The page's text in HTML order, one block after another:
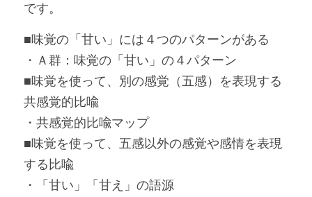
です。
■味覚の「甘い」には４つのパターンがある
・Ａ群：味覚の「甘い」の４パターン
■味覚を使って、別の感覚（五感）を表現する
共感覚的比喩
・共感覚的比喩マップ
■味覚を使って、五感以外の感覚や感情を表現
する比喩
・「甘い」「甘え」の語源